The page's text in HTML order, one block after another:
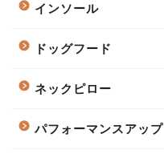
インソール
ドッグフード
ネックピロー
パフォーマンスアップ